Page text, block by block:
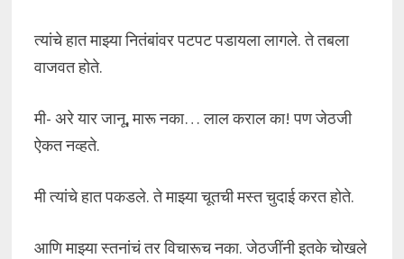
त्यांचे हात माझ्या नितंबांवर पटपट पडायला लागले. ते तबला
वाजवत होते.
मी- अरे यार जानू, मारू नका… लाल कराल का! पण जेठजी
ऐकत नव्हते.
मी त्यांचे हात पकडले. ते माझ्या चूतची मस्त चुदाई करत होते.
आणि माझ्या स्तनांचं तर विचारूच नका. जेठजींनी इतके चोखले